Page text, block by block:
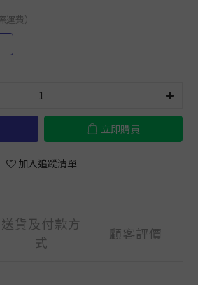
費）
立即購買
加入追蹤清單
送貨及付款方
式
顧客評價